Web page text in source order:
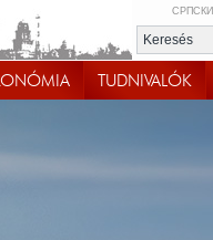
СРПСКИ
TUDNIVALÓK